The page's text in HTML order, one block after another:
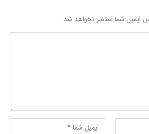
ایمیل شما منتشر نخواهد شد.